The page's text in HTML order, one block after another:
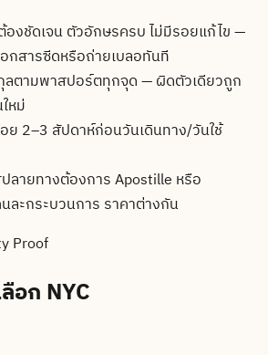
องชัดเจน ตัวอักษรครบ ไม่มีรอยแก้ไข —
กสารซีดหรือถ่ายเบลอทันที
ลตามพาสปอร์ตทุกจุด — ผิดตัวเดียวถูก
หม่
ย 2–3 สัปดาห์ก่อนวันเดินทาง/วันใช้
ลายทางต้องการ Apostille หรือ
ละกระบวนการ ราคาต่างกัน
Proof
ลือก NYC